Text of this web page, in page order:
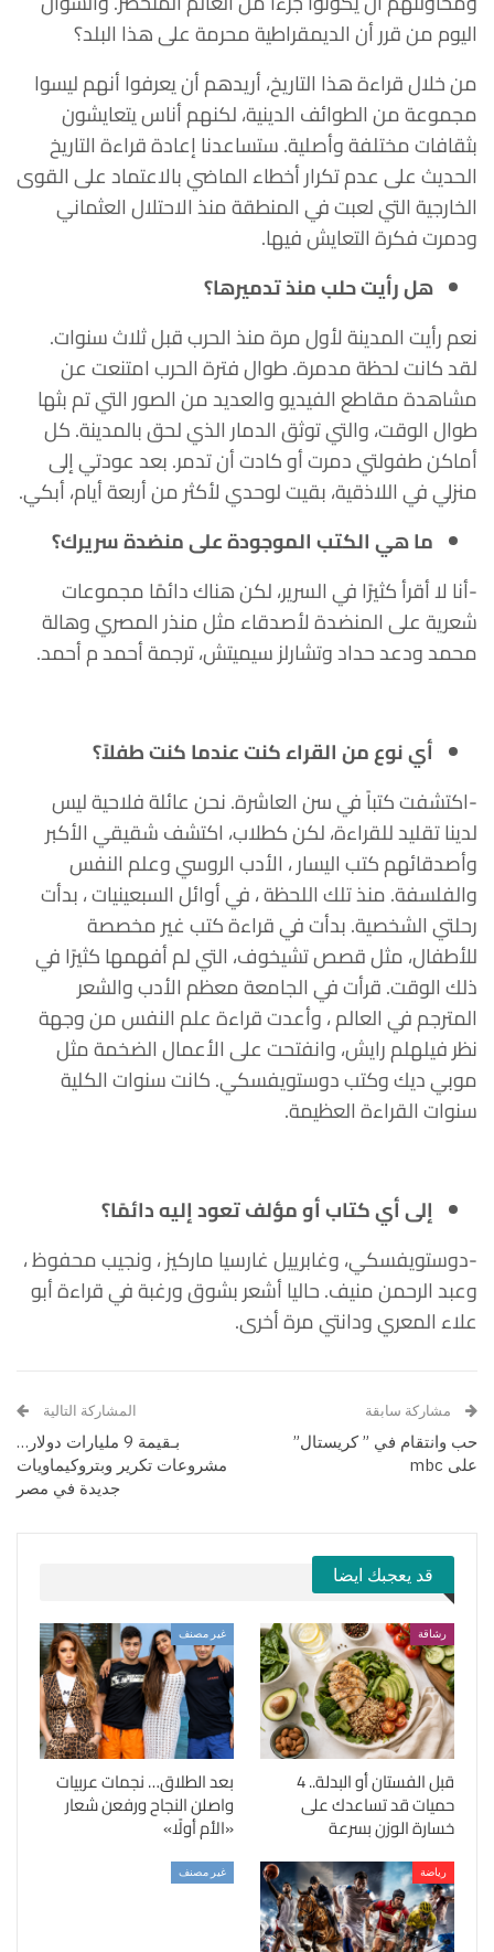
اليوم من قرر أن الديمقراطية محرمة على هذا البلد؟
من خلال قراءة هذا التاريخ، أريدهم أن يعرفوا أنهم ليسوا
مجموعة من الطوائف الدينية، لكنهم أناس يتعايشون
بثقافات مختلفة وأصلية. ستساعدنا إعادة قراءة التاريخ
الحديث على عدم تكرار أخطاء الماضي بالاعتماد على القوى
الخارجية التي لعبت في المنطقة منذ الاحتلال العثماني
ودمرت فكرة التعايش فيها.
هل رأيت حلب منذ تدميرها؟
نعم رأيت المدينة لأول مرة منذ الحرب قبل ثلاث سنوات.
لقد كانت لحظة مدمرة. طوال فترة الحرب امتنعت عن
مشاهدة مقاطع الفيديو والعديد من الصور التي تم بثها
طوال الوقت، والتي توثق الدمار الذي لحق بالمدينة. كل
أماكن طفولتي دمرت أو كادت أن تدمر. بعد عودتي إلى
منزلي في اللاذقية، بقيت لوحدي لأكثر من أربعة أيام، أبكي.
ما هي الكتب الموجودة على منضدة سريرك؟
-أنا لا أقرأ كثيرًا في السرير، لكن هناك دائمًا مجموعات
شعرية على المنضدة لأصدقاء مثل منذر المصري وهالة
محمد ودعد حداد وتشارلز سيميتش، ترجمة أحمد م أحمد.
أي نوع من القراء كنت عندما كنت طفلاً؟
-اكتشفت كتباً في سن العاشرة. نحن عائلة فلاحية ليس
لدينا تقليد للقراءة، لكن كطلاب، اكتشف شقيقي الأكبر
وأصدقائهم كتباليسار ، الأدب الروسي وعلم النفس
والفلسفة.منذ تلك اللحظة ، في أوائل السبعينيات ، بدأت
رحلتي الشخصية.بدأت في قراءة كتب غير مخصصة
للأطفال، مثل قصص تشيخوف، التي لم أفهمها كثيرًا في
ذلك الوقت.قرأت في الجامعة معظم الأدب والشعر
المترجم في العالم ، وأعدت قراءة علم النفس من وجهة
نظر فيلهلم رايش، وانفتحت على الأعمال الضخمة مثل
موبي ديك وكتب دوستويفسكي.كانت سنوات الكلية
سنوات القراءة العظيمة.
إلى أي كتاب أو مؤلف تعود إليه دائمًا؟
-دوستويفسكي، وغابرييل غارسيا ماركيز ، ونجيب محفوظ ،
وعبد الرحمن منيف.حاليا أشعر بشوق ورغبة في قراءة أبو
علاء المعري ودانتي مرة أخرى.
مشاركة سابقة
حب وانتقام في ” كريستال”
على mbc
المشاركة التالية
بـقيمة 9 مليارات دولار…
مشروعات تكرير وبتروكيماويات
جديدة في مصر
قد يعجبك ايضا
رشاقة
قبل الفستان أو البدلة.. 4
حميات قد تساعدك على
خسارة الوزن بسرعة
غير مصنف
بعد الطلاق… نجمات عربيات
واصلن النجاح ورفعن شعار
«الأم أولًا»
رياضة غير مصنف